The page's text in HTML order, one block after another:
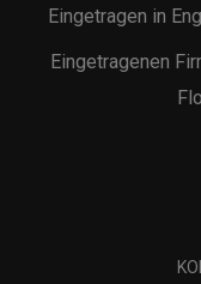
Eingetragen in
Eingetragenen